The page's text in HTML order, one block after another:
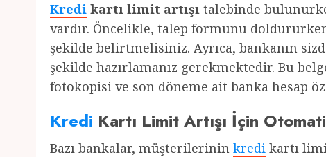
Kredi kartı limit artışı talebinde
vardır. Öncelikle, talep formunu
şekilde belirtmelisiniz. Ayrıca, bankanın
şekilde hazırlamanız gerekmektedir. Bu
fotokopisi ve son döneme ait banka hesap
Kredi Kartı Limit Artışı İçin
Bazı bankalar, müşterilerinin kredi kartı